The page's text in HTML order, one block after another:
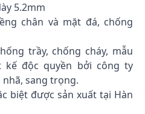
5.2mm
chân và mặt đá, chống
trầy, chống cháy, mẫu
độc quyền bởi công ty
sang trọng.
biệt được sản xuất tại Hàn